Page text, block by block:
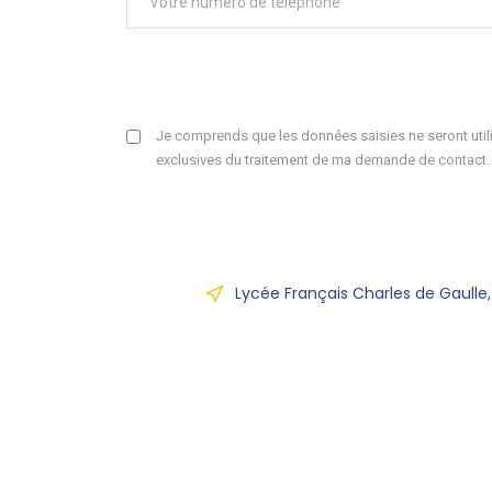
Je comprends que les données saisies ne seront
exclusives du traitement de ma demande de contact.
Lycée Français Charles de